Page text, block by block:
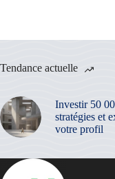
Tendance actuelle
Investir 50
stratégies et
votre profil